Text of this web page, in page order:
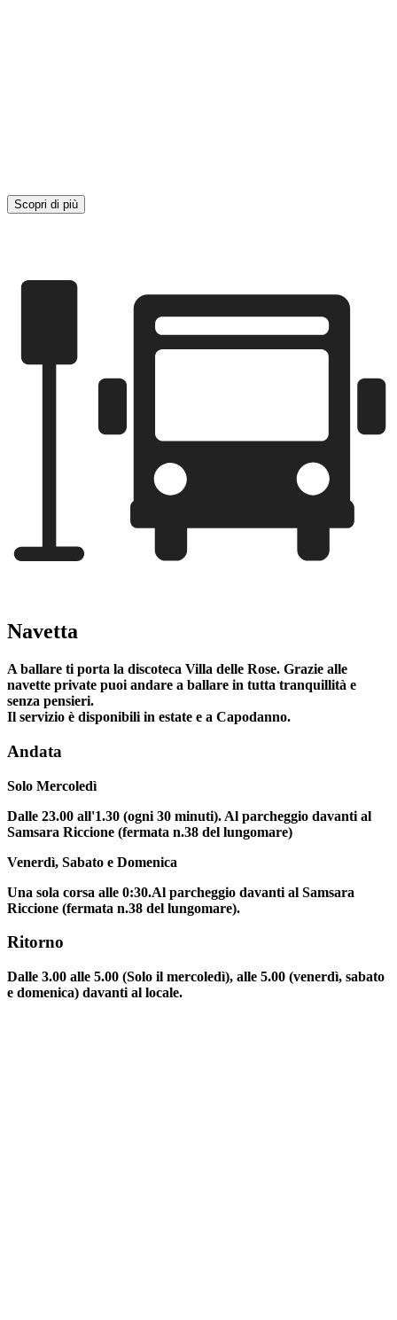
Scopri di più
Navetta
A ballare ti porta la discoteca Villa delle Rose. Grazie alle
navette private puoi andare a ballare in tutta tranquillità e
senza pensieri.
Il servizio è disponibili in estate e a Capodanno.
Andata
Solo Mercoledì
Dalle 23.00 all'1.30 (ogni 30 minuti). Al parcheggio davanti al
Samsara Riccione (fermata n.38 del lungomare)
Venerdì, Sabato e Domenica
Una sola corsa alle 0:30.Al parcheggio davanti al Samsara
Riccione (fermata n.38 del lungomare).
Ritorno
Dalle 3.00 alle 5.00 (Solo il mercoledì), alle 5.00 (venerdì, sabato
e domenica) davanti al locale.